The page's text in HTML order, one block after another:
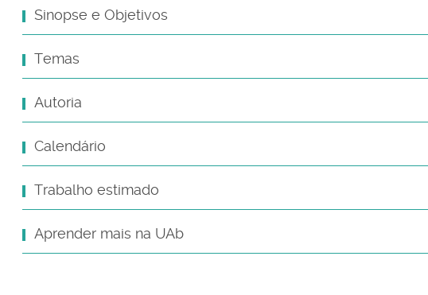
Sinopse e Objetivos
Temas
Autoria
Calendário
Trabalho estimado
Aprender mais na UAb